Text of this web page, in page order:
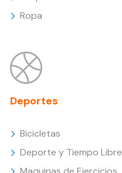
Ropa
Deportes
Bicicletas
Deporte y Tiempo Libre